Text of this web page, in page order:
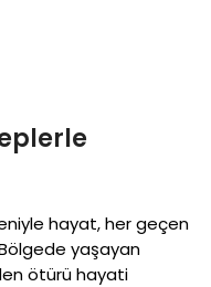
hayat, her geçen
yaşayan
ötürü hayati